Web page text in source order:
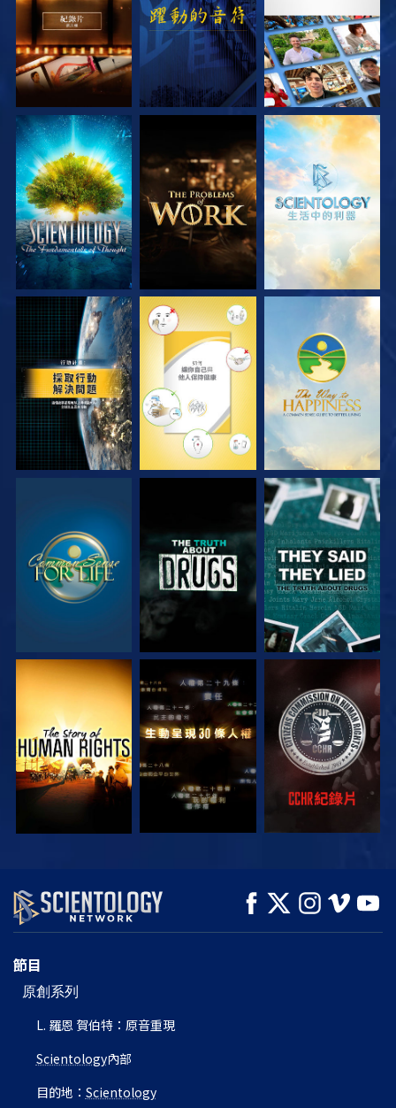
探索系列節目 探索系列節目 探索系列節目
觀看 觀看 觀看
觀看 觀看 觀看
觀看 觀看 觀看
觀看 探索系列節目
節目
原創系列
L. 羅恩 賀伯特：原音重現
Scientology內部
目的地： Scientology